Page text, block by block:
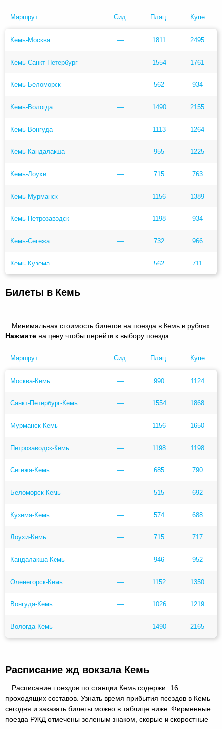
Маршрут Сид. Плац. Купе
Кемь-Москва — 1811 2495
Кемь-Санкт-Петербург — 1554 1761
Кемь-Беломорск — 562 934
Кемь-Вологда — 1490 2155
Кемь-Вонгуда — 1113 1264
Кемь-Кандалакша — 955 1225
Кемь-Лоухи — 715 763
Кемь-Мурманск — 1156 1389
Кемь-Петрозаводск — 1198 934
Кемь-Сегежа — 732 966
Кемь-Кузема — 562 711
Билеты в Кемь
Минимальная стоимость билетов на поезда в Кемь в рублях.
Нажмите на цену чтобы перейти к выбору поезда.
Маршрут Сид. Плац. Купе
Москва-Кемь — 990 1124
Санкт-Петербург-Кемь — 1554 1868
Мурманск-Кемь — 1156 1650
Петрозаводск-Кемь — 1198 1198
Сегежа-Кемь — 685 790
Беломорск-Кемь — 515 692
Кузема-Кемь — 574 688
Лоухи-Кемь — 715 717
Кандалакша-Кемь — 946 952
Оленегорск-Кемь — 1152 1350
Вонгуда-Кемь — 1026 1219
Вологда-Кемь — 1490 2165
Расписание жд вокзала Кемь
Расписание поездов по станции Кемь содержит 16
проходящих составов. Узнать время прибытия поездов в Кемь
сегодня и заказать билеты можно в таблице ниже. Фирменные
поезда РЖД отмечены зеленым знаком, скорые и скоростные